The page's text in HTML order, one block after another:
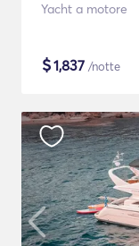
Yacht a motore
$1,837 /notte